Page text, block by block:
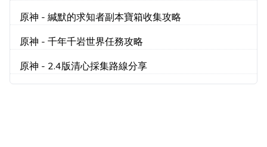
原神 - 緘默的求知者副本寶箱收集攻略
原神 - 千年千岩世界任務攻略
原神 - 2.4版清心採集路線分享